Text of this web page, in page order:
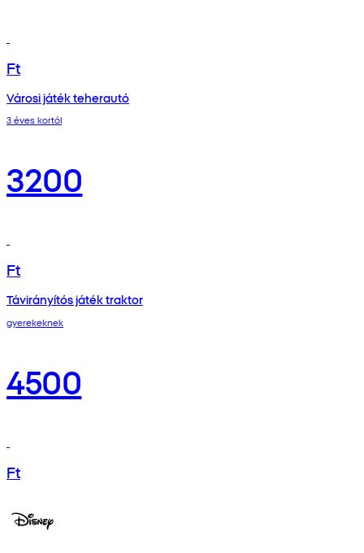
Ft
Városi játék teherautó
3 éves kortól
3200
Ft
Távirányítós játék traktor
gyerekeknek
4500
Ft